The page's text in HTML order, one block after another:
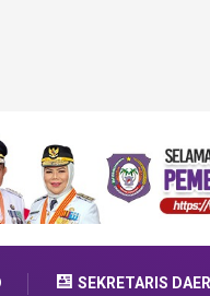
SEKRETARIS